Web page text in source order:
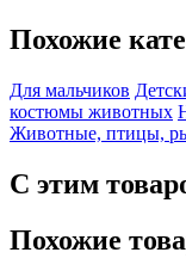
Похожие
Для мальчиков
костюмы животных
Животные, птицы,
С этим
Похожие